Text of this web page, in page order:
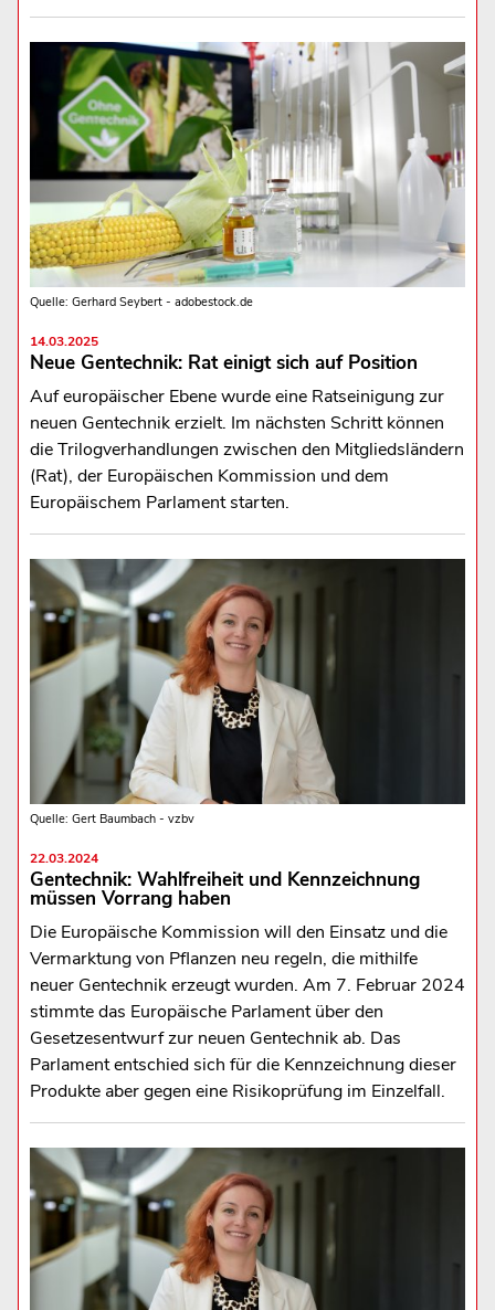
Quelle: Gerhard Seybert - adobestock.de
14.03.2025
Neue Gentechnik: Rat einigt sich auf Position
Auf europäischer Ebene wurde eine Ratseinigung zur
neuen Gentechnik erzielt. Im nächsten Schritt können
die Trilogverhandlungen zwischen den Mitgliedsländern
(Rat), der Europäischen Kommission und dem
Europäischem Parlament starten.
Quelle: Gert Baumbach - vzbv
22.03.2024
Gentechnik: Wahlfreiheit und Kennzeichnung
müssen Vorrang haben
Die Europäische Kommission will den Einsatz und die
Vermarktung von Pflanzen neu regeln, die mithilfe
neuer Gentechnik erzeugt wurden. Am 7. Februar 2024
stimmte das Europäische Parlament über den
Gesetzesentwurf zur neuen Gentechnik ab. Das
Parlament entschied sich für die Kennzeichnung dieser
Produkte aber gegen eine Risikoprüfung im Einzelfall.